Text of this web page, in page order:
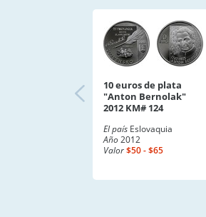
10 euros de plata
"Anton Bernolak"
2012 KM# 124
El país Eslovaquia
Año2012
Valor$50 - $65